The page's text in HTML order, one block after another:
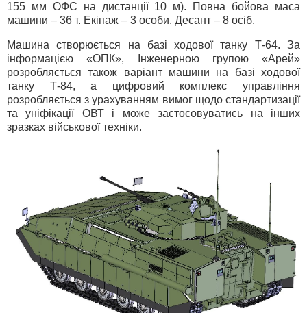
155 мм ОФС на дистанції 10 м). Повна бойова маса
машини – 36 т. Екіпаж – 3 особи. Десант – 8 осіб.
Машина створюється на базі ходової танку Т-64. За
інформацією «ОПК», Інженерною групою «Арей»
розробляється також варіант машини на базі ходової
танку Т-84, а цифровий комплекс управління
розробляється з урахуванням вимог щодо стандартизації
та уніфікації ОВТ і може застосовуватись на інших
зразках військової техніки.